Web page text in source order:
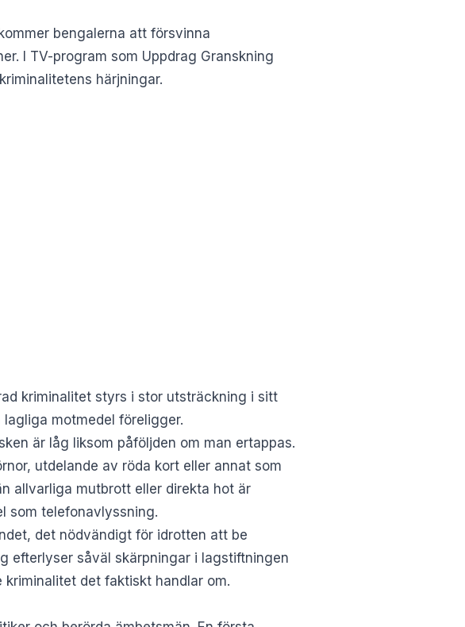
bengalerna att försvinna
I TV-program som Uppdrag Granskning
härjningar.
kriminalitet styrs i stor utsträckning i sitt
motmedel föreligger.
är låg liksom påföljden om man ertappas.
utdelande av röda kort eller annat som
allvarliga mutbrott eller direkta hot är
som telefonavlyssning.
det nödvändigt för idrotten att be
efterlyser såväl skärpningar i lagstiftningen
det faktiskt handlar om.